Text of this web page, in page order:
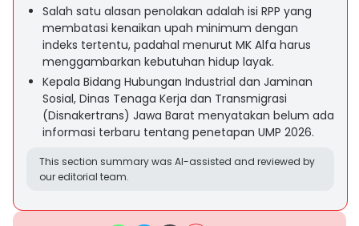
Salah satu alasan penolakan adalah isi RPP yang
membatasi kenaikan upah minimum dengan
indeks tertentu, padahal menurut MK Alfa harus
menggambarkan kebutuhan hidup layak.
Kepala Bidang Hubungan Industrial dan Jaminan
Sosial, Dinas Tenaga Kerja dan Transmigrasi
(Disnakertrans) Jawa Barat menyatakan belum ada
informasi terbaru tentang penetapan UMP 2026.
This section summary was AI-assisted and reviewed by
our editorial team.